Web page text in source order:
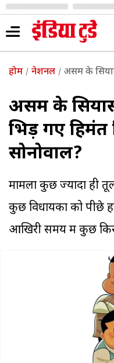
होम नेशनल असम के सियासी
असम के
भिड़ गए हिमंत
सोनोवाल?
मामला कुछ ज्यादा ही
कुछ विधायकों को पीछे
आखिरी समय में कुछ